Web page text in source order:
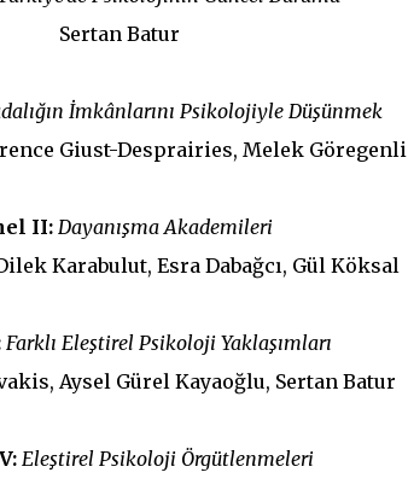
Sertan Batur
İmkânlarını Psikolojiyle Düşünmek
Giust-Desprairies, Melek Göregenli
II: Dayanışma Akademileri
Karabulut, Esra Dabağcı, Gül Köksal
Farklı Eleştirel Psikoloji Yaklaşımları
Aysel Gürel Kayaoğlu, Sertan Batur
Eleştirel Psikoloji Örgütlenmeleri